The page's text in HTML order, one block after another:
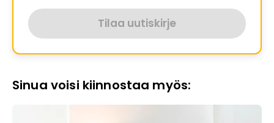
Tilaa uutiskirje
Sinua voisi kiinnostaa myös: